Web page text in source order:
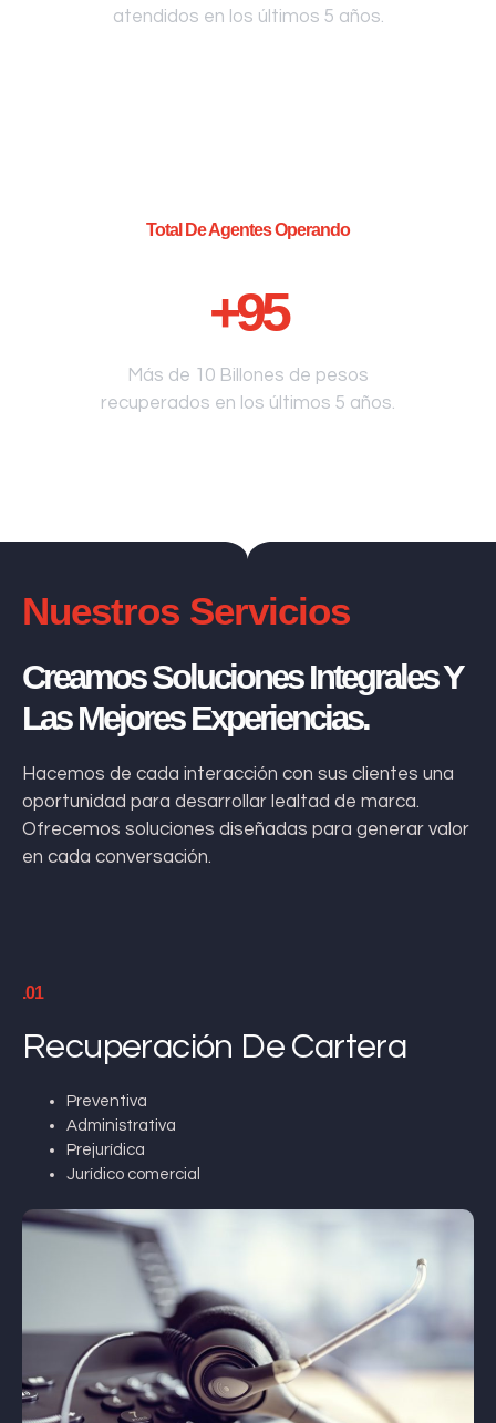
atendidos en los últimos 5 años.
Total De Agentes Operando
+95
Más de 10 Billones de pesos
recuperados en los últimos 5 años.
Nuestros Servicios
Creamos Soluciones Integrales Y
Las Mejores Experiencias.
Hacemos de cada interacción con sus clientes una
oportunidad para desarrollar lealtad de marca.
Ofrecemos soluciones diseñadas para generar valor
en cada conversación.
.01
Recuperación De Cartera
Preventiva
Administrativa
Prejurídica
Jurídico comercial